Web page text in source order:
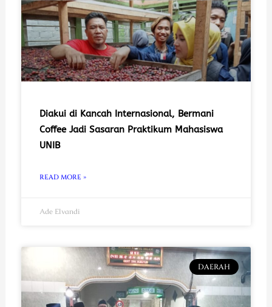
Diakui di Kancah Internasional, Bermani
Coffee Jadi Sasaran Praktikum Mahasiswa
UNIB
READ MORE »
Ade Elvandi
DAERAH